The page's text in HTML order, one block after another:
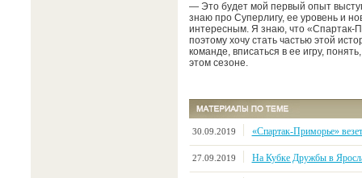
— Это будет мой первый опыт
знаю про Суперлигу, ее уровень и
интересным. Я знаю, что «Спартак-
поэтому хочу стать частью этой
команде, вписаться в ее игру,
этом сезоне.
30.09.2019 «Спартак-Приморье»
27.09.2019 На Кубке Дружбы в